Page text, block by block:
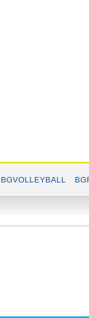
BGVOLLEYBALL